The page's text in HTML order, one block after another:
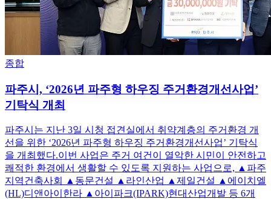
종합
파주시, ‘2026년 파주형 하우징 주거환경개선사업’
기탁식 개최
파주시는 지난 3일 시청 접견실에서 취약계층의 주거환경 개
선을 위한 ‘2026년 파주형 하우징 주거환경개선사업’ 기탁식
을 개최했다.이번 사업은 주거 여건이 열악한 시민이 안전하고
쾌적한 환경에서 생활할 수 있도록 지원하는 사업으로, ▲파주
지역건축사회 ▲동문건설 ▲라인산업 ▲제일건설 ▲에이치엘
(HL)디앤아이한라 ▲아이파크(IPARK)현대산업개발 등 6개